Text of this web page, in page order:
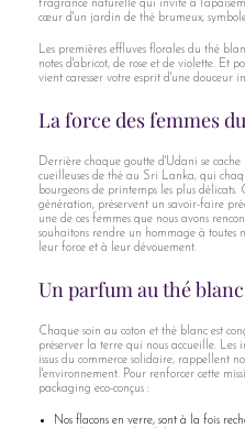
fragrance naturelle qui invite à
cœur d'un jardin de thé brumeux,
Les premières effluves florales du thé
notes d'abricot, de rose et de violette. Et
vient caresser votre esprit d'une douceur
La force des femmes
Derrière chaque goutte d'Udani se cache
cueilleuses de thé au Sri Lanka, qui
bourgeons de printemps les plus
génération, préservent un savoir-faire
une de ces femmes que nous avons
souhaitons rendre un hommage à toutes
leur force et à leur dévouement.
Un parfum au thé
Chaque soin au coton et thé blanc est
préserver la terre qui nous accueille. Les
issus du commerce solidaire, rappellent
l'environnement. Pour renforcer cette
packaging eco-conçus :
Nos flacons en verre, sont à la fois